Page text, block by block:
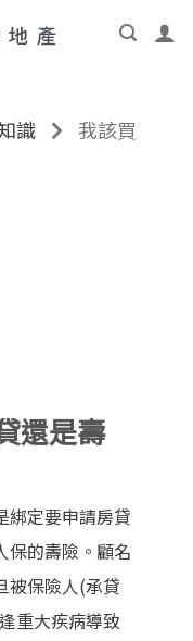
識
我該買
還是壽
綁定要申請房貸
保的壽險。顧名
被保險人(承貸
重大疾病導致